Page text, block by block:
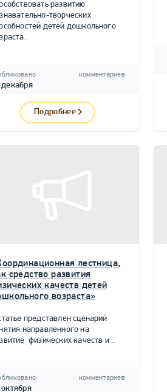
развитию
творческих
детей дошкольного
декабря
комментариев
Подробнее
лестница,
средство развития
качеств детей
возраста»
представлен сценарий
направленного на
физических качеств и ..
октября
комментариев